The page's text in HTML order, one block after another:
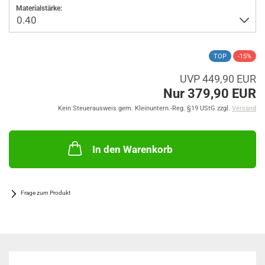
Materialstärke:
TOP -15%
UVP 449,90 EUR
Nur 379,90 EUR
Kein Steuerausweis gem. Kleinuntern.-Reg. §19 UStG zzgl. Versand
In den Warenkorb
Frage zum Produkt